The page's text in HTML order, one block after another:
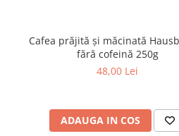
Cafea prăjită şi măcinată
fără cofeină 250g
48,00 Lei
ADAUGA IN COS